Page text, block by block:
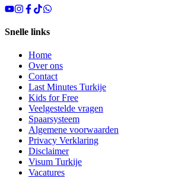
Snelle links
Home
Over ons
Contact
Last Minutes Turkije
Kids for Free
Veelgestelde vragen
Spaarsysteem
Algemene voorwaarden
Privacy Verklaring
Disclaimer
Visum Turkije
Vacatures